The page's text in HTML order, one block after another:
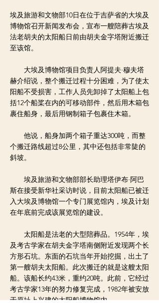
埃及旅游和文物部10日在位于吉萨省的大埃及
博物馆召开新闻发布会，宣布一艘陪葬古埃及
法老胡夫的太阳船日前由胡夫金字塔附近搬迁
至该馆。
大埃及博物馆项目负责人阿提夫·穆夫塔
赫介绍说，整个搬迁过程十分困难，为了使太
阳船不受损害，工作人员先卸掉了太阳船上包
括12个船桨在内的可移动部件，然后用木箱包
裹住船身，最后用钢制箱子包裹住木箱。
他说，船身加两个箱子重达300吨，而整
个搬迁路线超过8公里，其中还包括非常陡的
斜坡。
埃及旅游和文物部部长助理塔伊布·阿巴
斯在接受新华社采访时说，目前太阳船已被迁
入大埃及博物馆一个专门展览馆内，埃及计划
在年底前完成该展览馆的建设。
太阳船是法老的大型陪葬品。1954年，埃
及考古学家在胡夫金字塔南侧附近发现两个长
方形石坑。东面的石坑当年开始挖掘，出土了
第一艘胡夫太阳船。此次搬迁的就是这艘太阳
船。该船长约43米，重约20吨。此前，它经过
考古学家13年的努力修复完成，1982年被安放
于原址上兴建的太阳船博物馆内。